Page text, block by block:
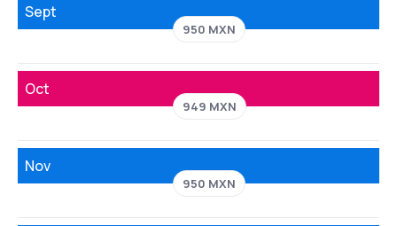
Sept
950 MXN
Oct
949 MXN
Nov
950 MXN